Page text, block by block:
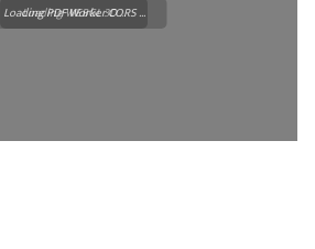
Loading WEBGL 3D ...
Loading PDF Worker CORS ...